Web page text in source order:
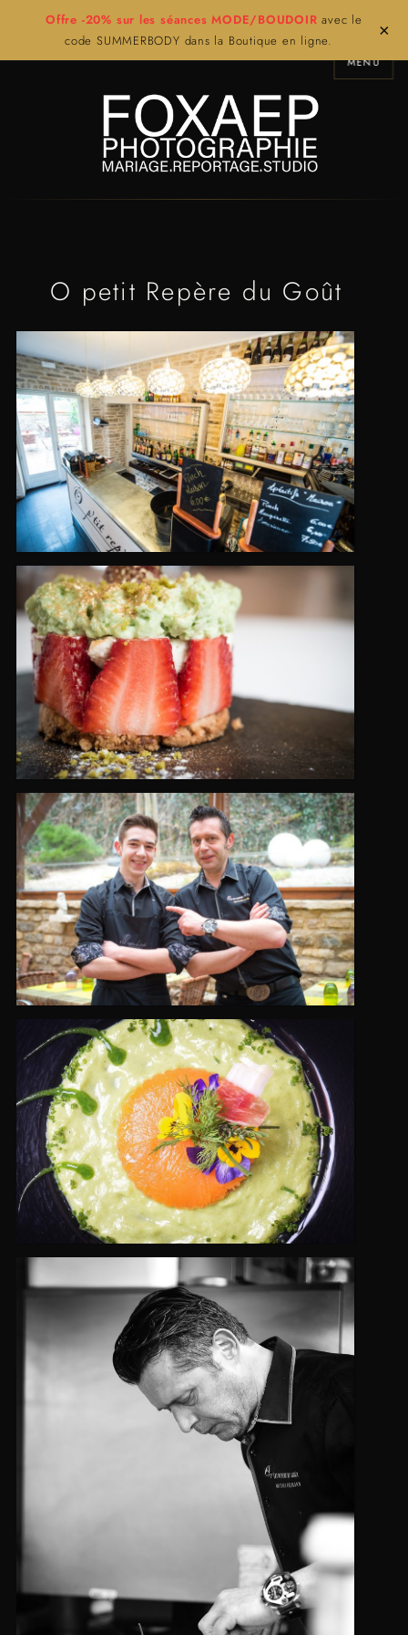
Offre -20% sur les séances MODE/BOUDOIR avec le
code SUMMERBODY dans la Boutique en ligne.
×
MENU
O petit Repère du Goût